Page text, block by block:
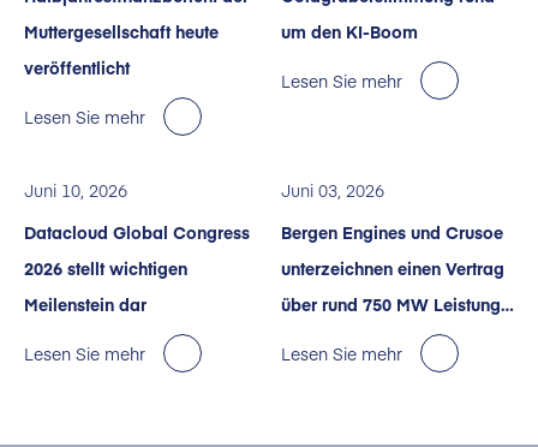
Muttergesellschaft heute
veröffentlicht
Lesen Sie mehr
um den KI-Boom
Lesen Sie mehr
Juni 10, 2026
Datacloud Global Congress
2026 stellt wichtigen
Meilenstein dar
Lesen Sie mehr
Juni 03, 2026
Bergen Engines und Crusoe
unterzeichnen einen Vertrag
über rund 750 MW Leistung
für KI-Rechenzentren in den
Lesen Sie mehr